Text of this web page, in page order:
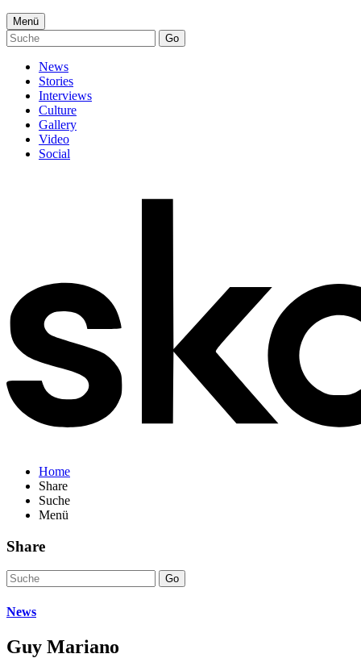
Menü
Go
News
Stories
Interviews
Culture
Gallery
Video
Social
Home
Share
Suche
Menü
Share
Go
News
Guy Mariano